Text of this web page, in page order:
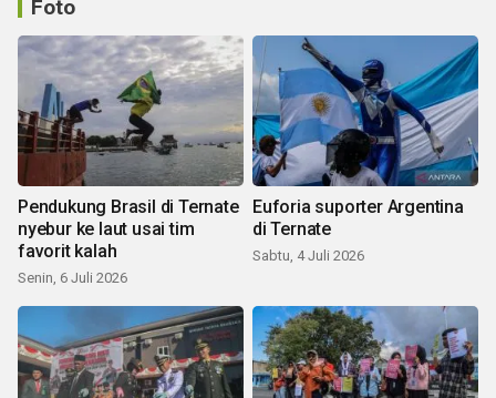
Foto
Pendukung Brasil di Ternate
nyebur ke laut usai tim
favorit kalah
Senin, 6 Juli 2026
Euforia suporter Argentina
di Ternate
Sabtu, 4 Juli 2026